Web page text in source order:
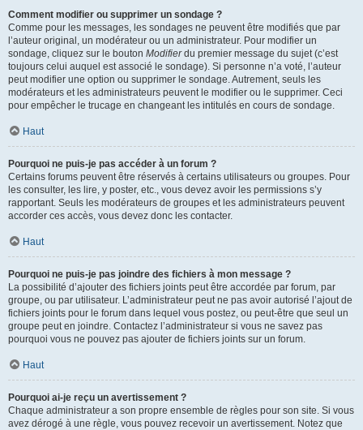
Comment modifier ou supprimer un sondage ?
Comme pour les messages, les sondages ne peuvent être modifiés que par
l’auteur original, un modérateur ou un administrateur. Pour modifier un
sondage, cliquez sur le bouton Modifierdu premier message du sujet (c’est
toujours celui auquel est associé le sondage). Si personne n’a voté, l’auteur
peut modifier une option ou supprimer le sondage. Autrement, seuls les
modérateurs et les administrateurs peuvent le modifier ou le supprimer. Ceci
pour empêcher le trucage en changeant les intitulés en cours de sondage.
Haut
Pourquoi ne puis-je pas accéder à un forum ?
Certains forums peuvent être réservés à certains utilisateurs ou groupes. Pour
les consulter, les lire, y poster, etc., vous devez avoir les permissions s’y
rapportant. Seuls les modérateurs de groupes et les administrateurs peuvent
accorder ces accès, vous devez donc les contacter.
Haut
Pourquoi ne puis-je pas joindre des fichiers à mon message ?
La possibilité d’ajouter des fichiers joints peut être accordée par forum, par
groupe, ou par utilisateur. L’administrateur peut ne pas avoir autorisé l’ajout de
fichiers joints pour le forum dans lequel vous postez, ou peut-être que seul un
groupe peut en joindre. Contactez l’administrateur si vous ne savez pas
pourquoi vous ne pouvez pas ajouter de fichiers joints sur un forum.
Haut
Pourquoi ai-je reçu un avertissement ?
Chaque administrateur a son propre ensemble de règles pour son site. Si vous
avez dérogé à une règle, vous pouvez recevoir un avertissement. Notez que